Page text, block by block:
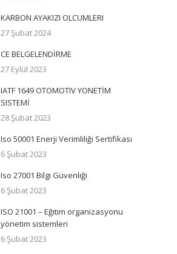
KARBON AYAKIZI OLCUMLERI
27 Şubat 2024
CE BELGELENDİRME
27 Eylül 2023
IATF 1649 OTOMOTIV YONETİM
SISTEMİ
28 Şubat 2023
Iso 50001 Enerji Verimliliği Sertifikası
6 Şubat 2023
Iso 27001 Bilgi Güvenliği
6 Şubat 2023
ISO 21001 – Eğitim organizasyonu
yönetim sistemleri
6 Şubat 2023